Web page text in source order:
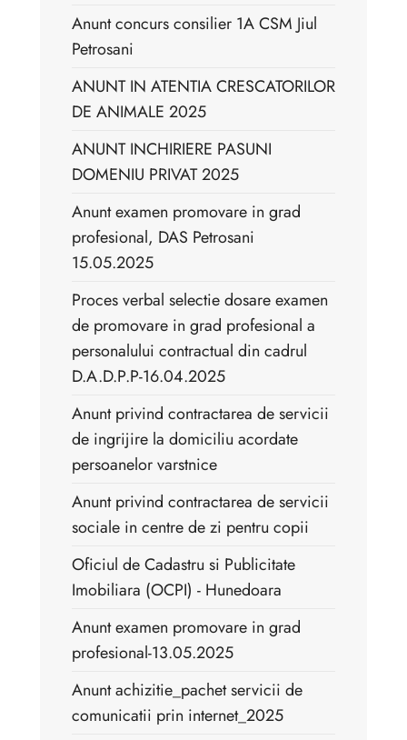
Anunt concurs consilier 1A CSM Jiul
Petrosani
ANUNT IN ATENTIA CRESCATORILOR
DE ANIMALE 2025
ANUNT INCHIRIERE PASUNI
DOMENIU PRIVAT 2025
Anunt examen promovare in grad
profesional, DAS Petrosani
15.05.2025
Proces verbal selectie dosare examen
de promovare in grad profesional a
personalului contractual din cadrul
D.A.D.P.P-16.04.2025
Anunt privind contractarea de servicii
de ingrijire la domiciliu acordate
persoanelor varstnice
Anunt privind contractarea de servicii
sociale in centre de zi pentru copii
Oficiul de Cadastru si Publicitate
Imobiliara (OCPI) - Hunedoara
Anunt examen promovare in grad
profesional-13.05.2025
Anunt achizitie_pachet servicii de
comunicatii prin internet_2025